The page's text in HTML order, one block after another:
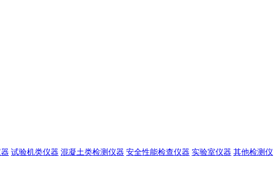
试验机类仪器 混凝土类检测仪器 安全性能检查仪器 实验室仪器 其他检测仪